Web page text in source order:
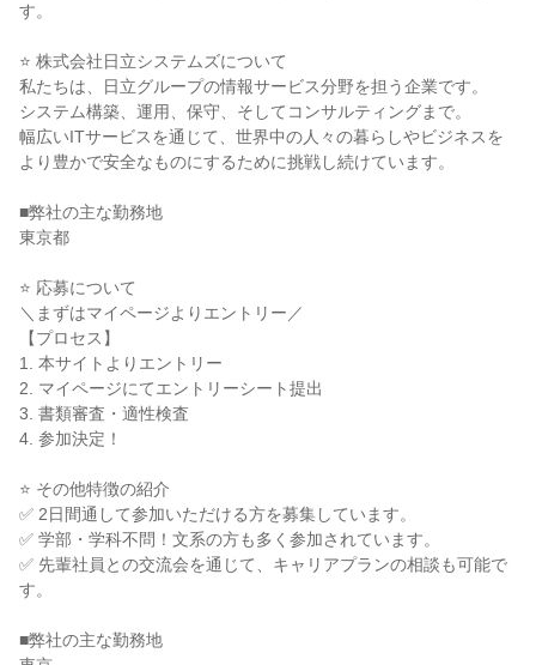
す。
⭐ 株式会社日立システムズについて
私たちは、日立グループの情報サービス分野を担う企業です。
システム構築、運用、保守、そしてコンサルティングまで。
幅広いITサービスを通じて、世界中の人々の暮らしやビジネスを
より豊かで安全なものにするために挑戦し続けています。
■弊社の主な勤務地
東京都
⭐ 応募について
＼まずはマイページよりエントリー／
【プロセス】
1. 本サイトよりエントリー
2. マイページにてエントリーシート提出
3. 書類審査・適性検査
4. 参加決定！
⭐ その他特徴の紹介
✅ 2日間通して参加いただける方を募集しています。
✅ 学部・学科不問！文系の方も多く参加されています。
✅ 先輩社員との交流会を通じて、キャリアプランの相談も可能で
す。
■弊社の主な勤務地